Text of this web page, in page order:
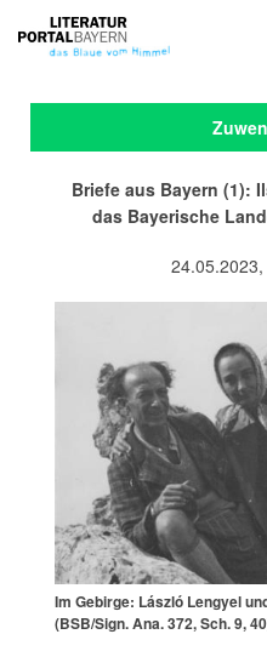
Briefe aus Bayern (1):
das Bayerische
24.05.2023,
Im Gebirge: László Lengyel
(BSB/Sign. Ana. 372, Sch. 9,